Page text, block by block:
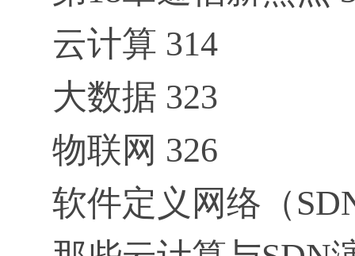
云计算 314
大数据 323
物联网 326
软件定义网络（